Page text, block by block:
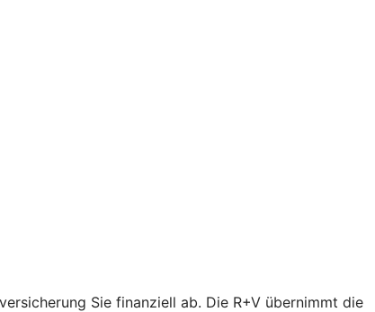
Sie finanziell ab. Die R+V übernimmt die